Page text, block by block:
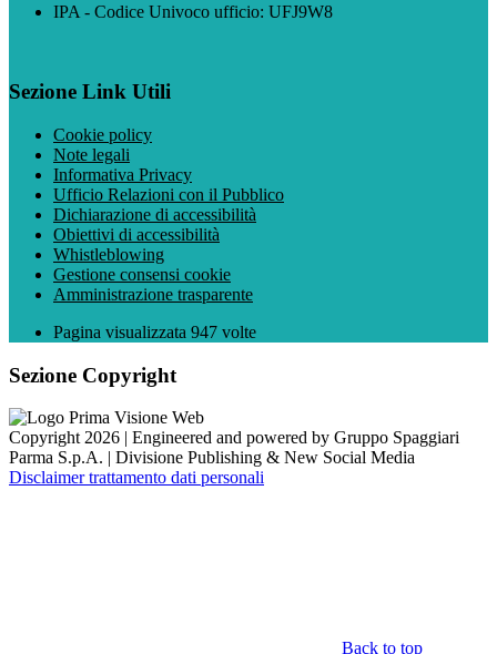
IPA - Codice Univoco ufficio: UFJ9W8
Sezione Link Utili
Cookie policy
Note legali
Informativa Privacy
Ufficio Relazioni con il Pubblico
Dichiarazione di accessibilità
Obiettivi di accessibilità
Whistleblowing
Gestione consensi cookie
Amministrazione trasparente
Pagina visualizzata 947 volte
Sezione Copyright
Copyright 2026 | Engineered and powered by Gruppo Spaggiari
Parma S.p.A. | Divisione Publishing & New Social Media
Disclaimer trattamento dati personali
Back to top